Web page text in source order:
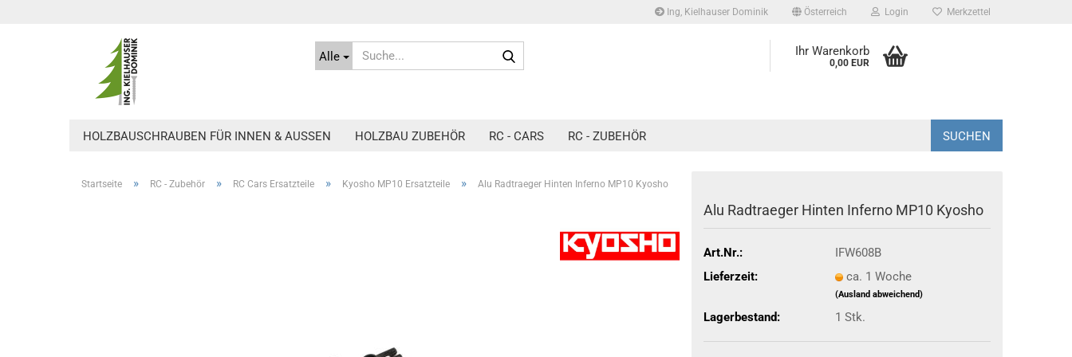
Ing, Kielhauser Dominik Österreich Login Merkzettel
Alle Ihr Warenkorb
0,00 EUR
HOLZBAUSCHRAUBEN FÜR INNEN & AUSSEN HOLZBAU ZUBEHÖR RC - CARS RC - ZUBEHÖR SUCHEN
Startseite » RC - Zubehör » RC Cars Ersatzteile » Kyosho MP10 Ersatzteile » Alu Radtraeger Hinten Inferno MP10 Kyosho
Alu Radtraeger Hinten Inferno MP10 Kyosho
Art.Nr.:
IFW608B
Lieferzeit:
ca. 1 Woche
(Ausland abweichend)
Lagerbestand: 1 Stk.